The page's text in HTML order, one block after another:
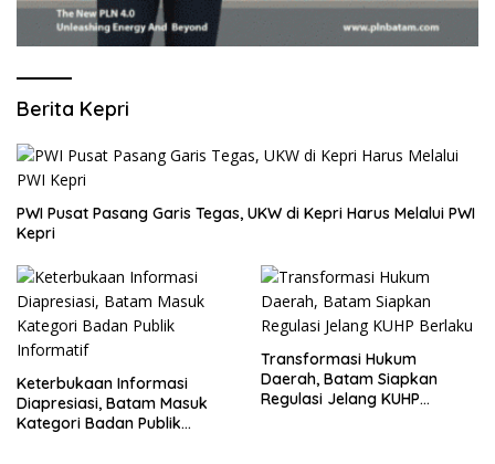
Berita Kepri
PWI Pusat Pasang Garis Tegas, UKW di Kepri Harus Melalui PWI
Kepri
Keterbukaan Informasi
Diapresiasi, Batam Masuk
Kategori Badan Publik
Transformasi Hukum
Daerah, Batam Siapkan
Regulasi Jelang KUHP